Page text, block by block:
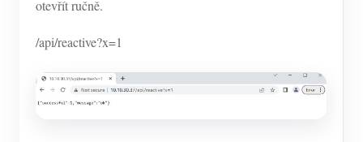
otevřít ručně.
/api/reactive?x=1